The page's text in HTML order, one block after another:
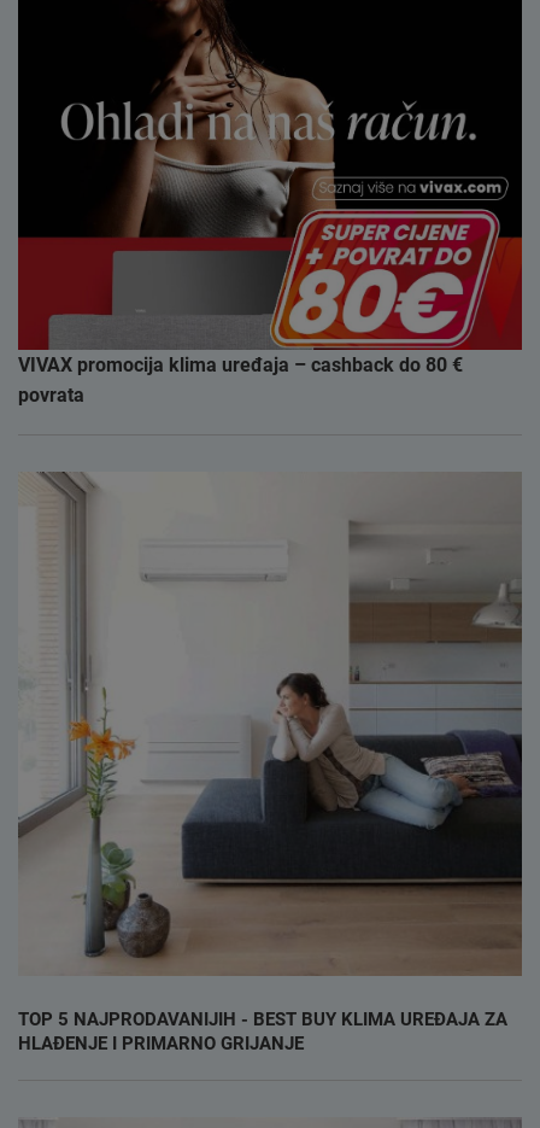
VIVAX promocija klima uređaja – cashback do 80 €
povrata
TOP 5 NAJPRODAVANIJIH - BEST BUY KLIMA UREĐAJA ZA
HLAĐENJE I PRIMARNO GRIJANJE